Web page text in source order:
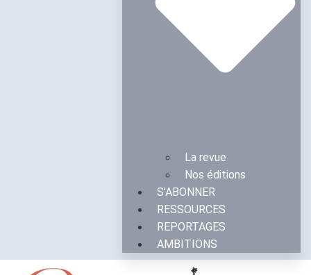
La revue
Nos éditions
S’ABONNER
RESSOURCES
REPORTAGES
AMBITIONS